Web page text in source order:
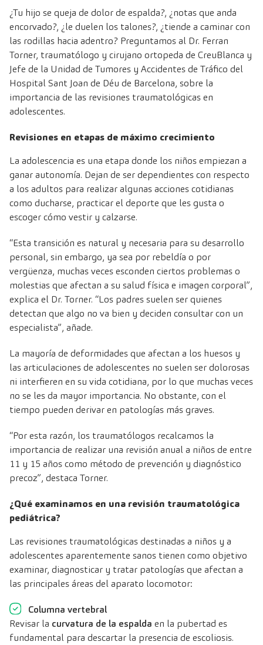
¿Tu hijo se queja de dolor de espalda?, ¿notas que anda
encorvado?, ¿le duelen los talones?, ¿tiende a caminar con
las rodillas hacia adentro? Preguntamos al Dr. Ferran
Torner, traumatólogo y cirujano ortopeda de CreuBlanca y
Jefe de la Unidad de Tumores y Accidentes de Tráfico del
Hospital Sant Joan de Déu de Barcelona, sobre la
importancia de las revisiones traumatológicas en
adolescentes.
Revisiones en etapas de máximo crecimiento
La adolescencia es una etapa donde los niños empiezan a
ganar autonomía. Dejan de ser dependientes con respecto
a los adultos para realizar algunas acciones cotidianas
como ducharse, practicar el deporte que les gusta o
escoger cómo vestir y calzarse.
“Esta transición es natural y necesaria para su desarrollo
personal, sin embargo, ya sea por rebeldía o por
vergüenza, muchas veces esconden ciertos problemas o
molestias que afectan a su salud física e imagen corporal”,
explica el Dr. Torner. “Los padres suelen ser quienes
detectan que algo no va bien y deciden consultar con un
especialista”, añade.
La mayoría de deformidades que afectan a los huesos y
las articulaciones de adolescentes no suelen ser dolorosas
ni interfieren en su vida cotidiana, por lo que muchas veces
no se les da mayor importancia. No obstante, con el
tiempo pueden derivar en patologías más graves.
“Por esta razón, los traumatólogos recalcamos la
importancia de realizar una revisión anual a niños de entre
11 y 15 años como método de prevención y diagnóstico
precoz”, destaca Torner.
¿Qué examinamos en una revisión traumatológica
pediátrica?
Las revisiones traumatológicas destinadas a niños y a
adolescentes aparentemente sanos tienen como objetivo
examinar, diagnosticar y tratar patologías que afectan a
las principales áreas del aparato locomotor:
Columna vertebral
Revisar la curvatura de la espalda en la pubertad es
fundamental para descartar la presencia de escoliosis.